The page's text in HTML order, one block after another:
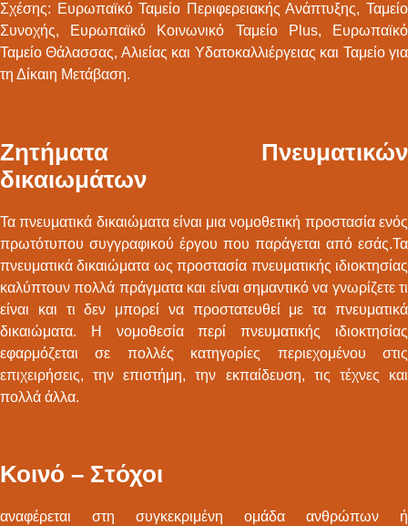
Σχέσης: Ευρωπαϊκό Ταμείο Περιφερειακής Ανάπτυξης, Ταμείο
Συνοχής, Ευρωπαϊκό Κοινωνικό Ταμείο Plus, Ευρωπαϊκό
Ταμείο Θάλασσας, Αλιείας και Υδατοκαλλιέργειας και Ταμείο για
τη Δίκαιη Μετάβαση.
Ζητήματα Πνευματικών
δικαιωμάτων
Τα πνευματικά δικαιώματα είναι μια νομοθετική προστασία ενός
πρωτότυπου συγγραφικού έργου που παράγεται από εσάς.Τα
πνευματικά δικαιώματα ως προστασία πνευματικής ιδιοκτησίας
καλύπτουν πολλά πράγματα και είναι σημαντικό να γνωρίζετε τι
είναι και τι δεν μπορεί να προστατευθεί με τα πνευματικά
δικαιώματα. Η νομοθεσία περί πνευματικής ιδιοκτησίας
εφαρμόζεται σε πολλές κατηγορίες περιεχομένου στις
επιχειρήσεις, την επιστήμη, την εκπαίδευση, τις τέχνες και
πολλά άλλα.
Κοινό – Στόχοι
αναφέρεται στη συγκεκριμένη ομάδα ανθρώπων ή